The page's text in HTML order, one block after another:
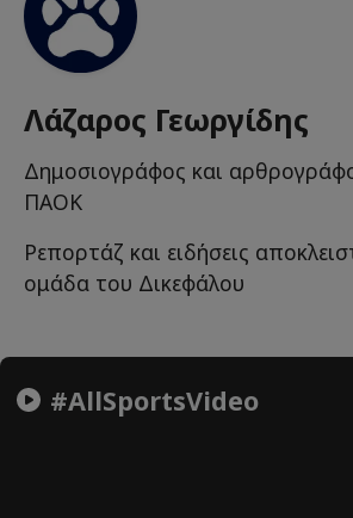
Λάζαρος Γεωργίδης
Δημοσιογράφος και
ΠΑΟΚ
Ρεπορτάζ και ειδήσεις
ομάδα του Δικεφάλου
#AllSportsVideo